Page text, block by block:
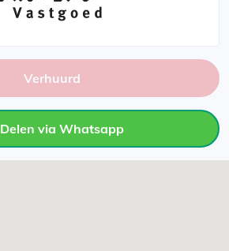
Verhuurd
Delen via Whatsapp